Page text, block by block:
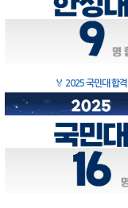
🏅 2025 국민대 합격